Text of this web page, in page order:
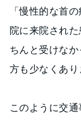
「慢性的な首
院に来院され
ちんと受けな
方も少なくあり
このように交